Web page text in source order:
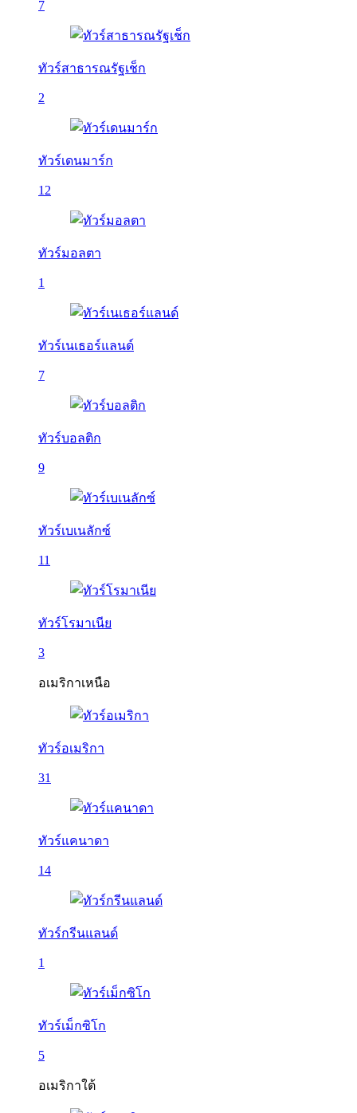
7
ทัวร์สาธารณรัฐเช็ก
2
ทัวร์เดนมาร์ก
12
ทัวร์มอลตา
1
ทัวร์เนเธอร์แลนด์
7
ทัวร์บอลติก
9
ทัวร์เบเนลักซ์
11
ทัวร์โรมาเนีย
3
อเมริกาเหนือ
ทัวร์อเมริกา
31
ทัวร์แคนาดา
14
ทัวร์กรีนแลนด์
1
ทัวร์เม็กซิโก
5
อเมริกาใต้